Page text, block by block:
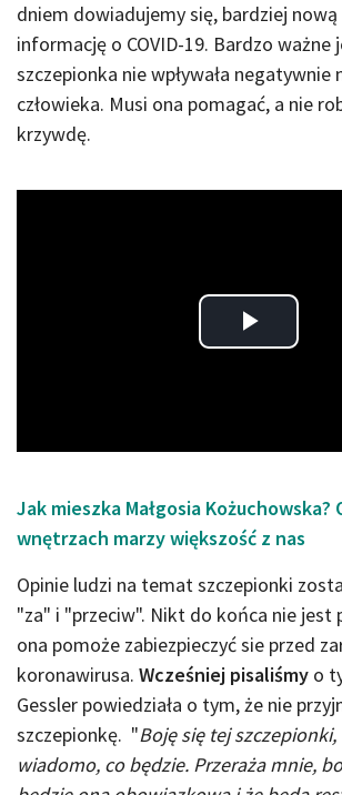
dniem dowiadujemy się, bardziej nową
informację o COVID-19. Bardzo ważne
szczepionka nie wpływała negatywnie
człowieka. Musi ona pomagać, a nie
krzywdę.
Play
Jak mieszka Małgosia Kożuchowska?
wnętrzach marzy większość z nas
Opinie ludzi na temat szczepionki
"za" i "przeciw". Nikt do końca nie jest
ona pomoże zabiezpieczyć sie przed
koronawirusa. Wcześniej pisaliśmy o
Gessler powiedziała o tym, że nie
szczepionkę. "Boję się tej
wiadomo, co będzie. Przeraża mnie,